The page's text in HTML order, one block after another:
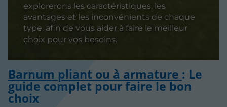
explorerons les caractéristiques, les
avantages et les inconvénients de chaque
type, afin de vous aider à faire le meilleur
choix pour vos besoins.
Barnum pliant ou à armature : Le
guide complet pour faire le bon
choix